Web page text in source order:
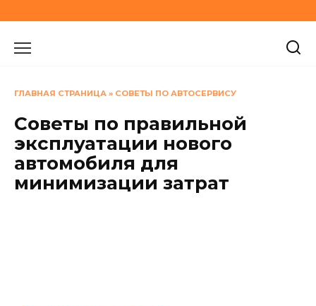
к
содержанию
ГЛАВНАЯ СТРАНИЦА » СОВЕТЫ ПО АВТОСЕРВИСУ
Советы по правильной
эксплуатации нового
автомобиля для
минимизации затрат